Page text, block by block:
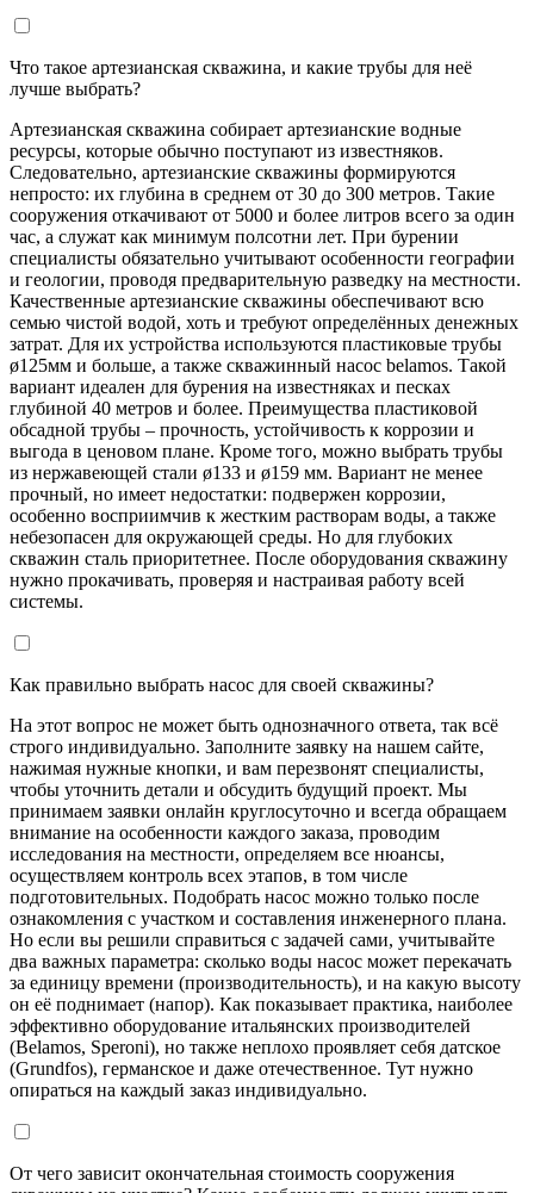
Что такое артезианская скважина, и какие трубы для неё
лучше выбрать?
Артезианская скважина собирает артезианские водные
ресурсы, которые обычно поступают из известняков.
Следовательно, артезианские скважины формируются
непросто: их глубина в среднем от 30 до 300 метров. Такие
сооружения откачивают от 5000 и более литров всего за один
час, а служат как минимум полсотни лет. При бурении
специалисты обязательно учитывают особенности географии
и геологии, проводя предварительную разведку на местности.
Качественные артезианские скважины обеспечивают всю
семью чистой водой, хоть и требуют определённых денежных
затрат. Для их устройства используются пластиковые трубы
ø125мм и больше, а также скважинный насос belamos. Такой
вариант идеален для бурения на известняках и песках
глубиной 40 метров и более. Преимущества пластиковой
обсадной трубы – прочность, устойчивость к коррозии и
выгода в ценовом плане. Кроме того, можно выбрать трубы
из нержавеющей стали ø133 и ø159 мм. Вариант не менее
прочный, но имеет недостатки: подвержен коррозии,
особенно восприимчив к жестким растворам воды, а также
небезопасен для окружающей среды. Но для глубоких
скважин сталь приоритетнее. После оборудования скважину
нужно прокачивать, проверяя и настраивая работу всей
системы.
Как правильно выбрать насос для своей скважины?
На этот вопрос не может быть однозначного ответа, так всё
строго индивидуально. Заполните заявку на нашем сайте,
нажимая нужные кнопки, и вам перезвонят специалисты,
чтобы уточнить детали и обсудить будущий проект. Мы
принимаем заявки онлайн круглосуточно и всегда обращаем
внимание на особенности каждого заказа, проводим
исследования на местности, определяем все нюансы,
осуществляем контроль всех этапов, в том числе
подготовительных. Подобрать насос можно только после
ознакомления с участком и составления инженерного плана.
Но если вы решили справиться с задачей сами, учитывайте
два важных параметра: сколько воды насос может перекачать
за единицу времени (производительность), и на какую высоту
он её поднимает (напор). Как показывает практика, наиболее
эффективно оборудование итальянских производителей
(Belamos, Speroni), но также неплохо проявляет себя датское
(Grundfos), германское и даже отечественное. Тут нужно
опираться на каждый заказ индивидуально.
От чего зависит окончательная стоимость сооружения